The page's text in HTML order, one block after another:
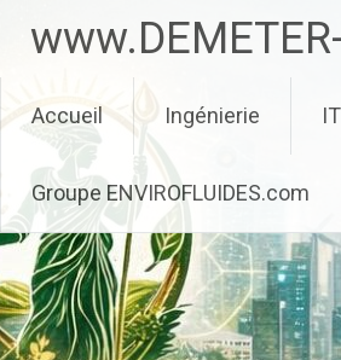
contenu
Accueil Ingénierie
Groupe ENVIROFLUIDES.com